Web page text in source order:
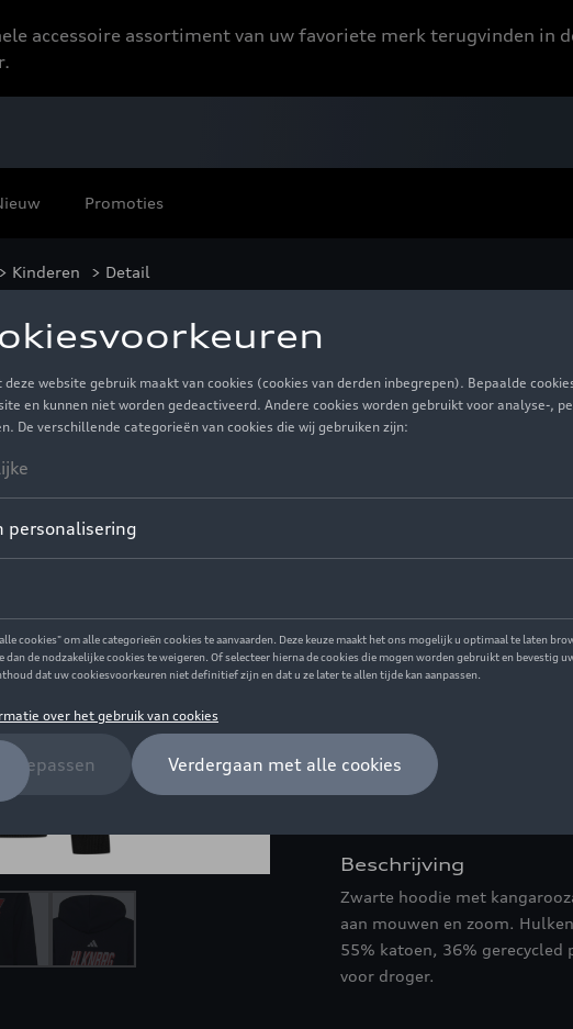
accessoire assortiment van uw favoriete merk terugvinden in
Promoties
> Kinderen > Detail
Hulkenberg,
Maat
Contacteer uw
Introductie
Beschrijving
Zwarte hoodie met
aan mouwen en zoom.
55% katoen, 36% gerecycled
voor droger.